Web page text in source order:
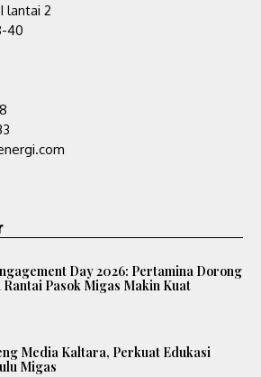
lantai 2
40
Day 2026: Pertamina Dorong
Rantai Pasok Migas Makin Kuat
Media Kaltara, Perkuat Edukasi
Migas